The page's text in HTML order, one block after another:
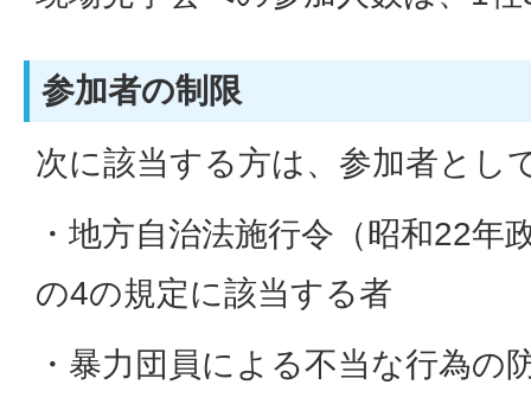
参加者の制限
次に該当する方は、参加者とし
・地方自治法施行令（昭和22年
の4の規定に該当する者
・暴力団員による不当な行為の